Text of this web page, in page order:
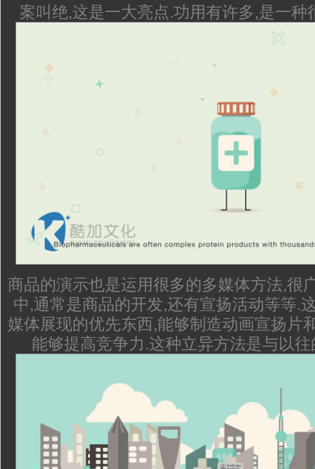
案叫绝,这是一大亮点.功用有许多,是一种
商品的演示也是运用很多的多媒体方法,很
中,通常是商品的开发,还有宣扬活动等等.
媒体展现的优先东西,能够制造动画宣扬片
能够提高竞争力.这种立异方法是与以